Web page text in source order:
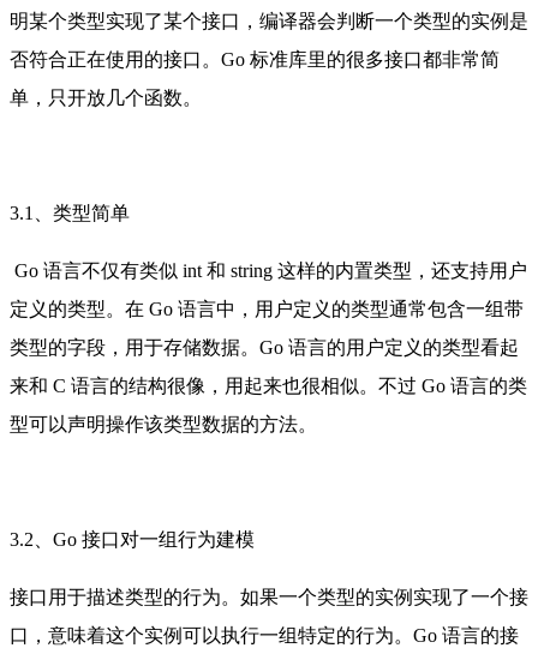
明某个类型实现了某个接口，编译器会判断一个类型的实例是
否符合正在使用的接口。Go 标准库里的很多接口都非常简
单，只开放几个函数。
3.1、类型简单
Go 语言不仅有类似 int 和 string 这样的内置类型，还支持用户
定义的类型。在 Go 语言中，用户定义的类型通常包含一组带
类型的字段，用于存储数据。Go 语言的用户定义的类型看起
来和 C 语言的结构很像，用起来也很相似。不过 Go 语言的类
型可以声明操作该类型数据的方法。
3.2、Go 接口对一组行为建模
接口用于描述类型的行为。如果一个类型的实例实现了一个接
口，意味着这个实例可以执行一组特定的行为。Go 语言的接